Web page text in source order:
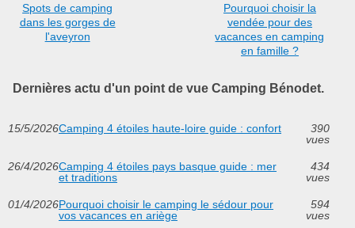
Spots de camping
dans les gorges de
l'aveyron
Pourquoi choisir la
vendée pour des
vacances en camping
en famille ?
Dernières actu d'un point de vue Camping Bénodet.
15/5/2026Camping 4 étoiles haute-loire guide : confort
390
vues
26/4/2026Camping 4 étoiles pays basque guide : mer
et traditions
434
vues
01/4/2026Pourquoi choisir le camping le sédour pour
vos vacances en ariège
594
vues